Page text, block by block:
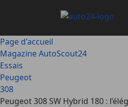
principal
Page d'accueil
Magazine AutoScout24
Essais
Peugeot
308
Peugeot 308 SW Hybrid 180 :